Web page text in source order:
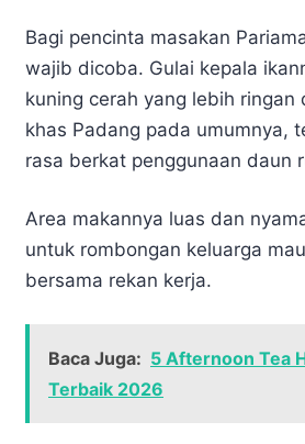
Bagi pencinta masakan
wajib dicoba. Gulai kepala
kuning cerah yang lebih ringan
khas Padang pada umumnya,
rasa berkat penggunaan daun
Area makannya luas dan
untuk rombongan keluarga
bersama rekan kerja.
Baca Juga: 5 Afternoon Tea
Terbaik 2026